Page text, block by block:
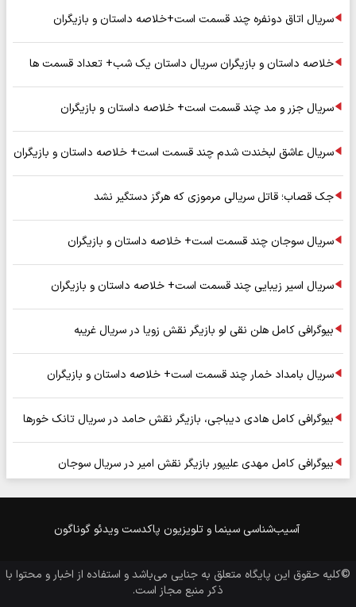
سریال اتاق دونفره چند قسمت است+خلاصه داستان و بازیگران
خلاصه داستان و بازیگران سریال داستان یک شب+ تعداد قسمت ها
سریال جزر و مد چند قسمت است+ خلاصه داستان و بازیگران
سریال عاشق لبخندت شدم چند قسمت است+ خلاصه داستان و بازیگران
جک قصاب؛ قاتل سریالی مرموزی که هرگز دستگیر نشد
سریال سوجان چند قسمت است+ خلاصه داستان و بازیگران
سریال اسیر زیبایی چند قسمت است+ خلاصه داستان و بازیگران
بیوگرافی کامل هلن نقی لو بازیگر نقش زویا در سریال غریبه
سریال بامداد خمار چند قسمت است+ خلاصه داستان و بازیگران
بیوگرافی کامل هادی دیباجی، بازیگر نقش حامد در سریال تانک خورها
بیوگرافی کامل مهدی علیپور بازیگر نقش امیر در سریال سوجان
آسیب‌شناسی سینما و تلویزیون پاکدست ویدئو گوناگون
©کلیه حقوق این پایگاه متعلق به جنایی می‌باشد و استفاده از اخبار و محتوا با
ذکر منبع مجاز است.